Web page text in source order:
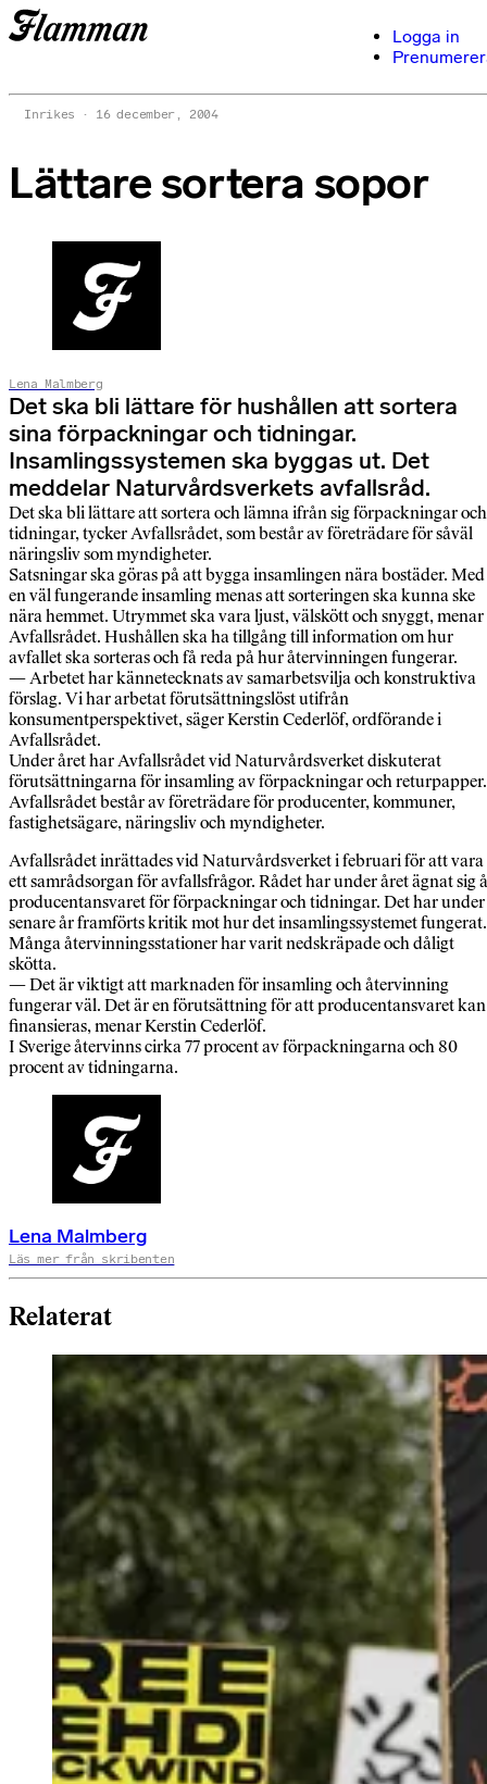
Logga in
Inrikes 16 december, 2004
Lättare sortera sopor
Lena Malmberg
Det ska bli lättare för hushållen att sortera
sina förpackningar och tidningar.
Insamlingssystemen ska byggas ut. Det
meddelar Naturvårdsverkets avfallsråd.
Det ska bli lättare att sortera och lämna ifrån sig förpackningar och
tidningar, tycker Avfallsrådet, som består av företrädare för såväl
näringsliv som myndigheter.
Satsningar ska göras på att bygga insamlingen nära bostäder. Med
en väl fungerande insamling menas att sorteringen ska kunna ske
nära hemmet. Utrymmet ska vara ljust, välskött och snyggt, menar
Avfallsrådet. Hushållen ska ha tillgång till information om hur
avfallet ska sorteras och få reda på hur återvinningen fungerar.
— Arbetet har kännetecknats av samarbetsvilja och konstruktiva
förslag. Vi har arbetat förutsättningslöst utifrån
konsumentperspektivet, säger Kerstin Cederlöf, ordförande i
Avfallsrådet.
Under året har Avfallsrådet vid Naturvårdsverket diskuterat
förutsättningarna för insamling av förpackningar och returpapper.
Avfallsrådet består av företrädare för producenter, kommuner,
fastighetsägare, näringsliv och myndigheter.
Avfallsrådet inrättades vid Naturvårdsverket i februari för att vara
ett samrådsorgan för avfallsfrågor. Rådet har under året ägnat sig
producentansvaret för förpackningar och tidningar. Det har under
senare år framförts kritik mot hur det insamlingssystemet fungerat.
Många återvinningsstationer har varit nedskräpade och dåligt
skötta.
— Det är viktigt att marknaden för insamling och återvinning
fungerar väl. Det är en förutsättning för att producentansvaret kan
finansieras, menar Kerstin Cederlöf.
I Sverige återvinns cirka 77 procent av förpackningarna och 80
procent av tidningarna.
Lena Malmberg
Läs mer från skribenten
Relaterat